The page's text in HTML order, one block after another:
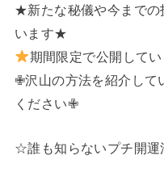
★新たな秘儀や今までの
います★
期間限定で公開して
✙沢山の方法を紹介して
ください✙
☆誰も知らないプチ開